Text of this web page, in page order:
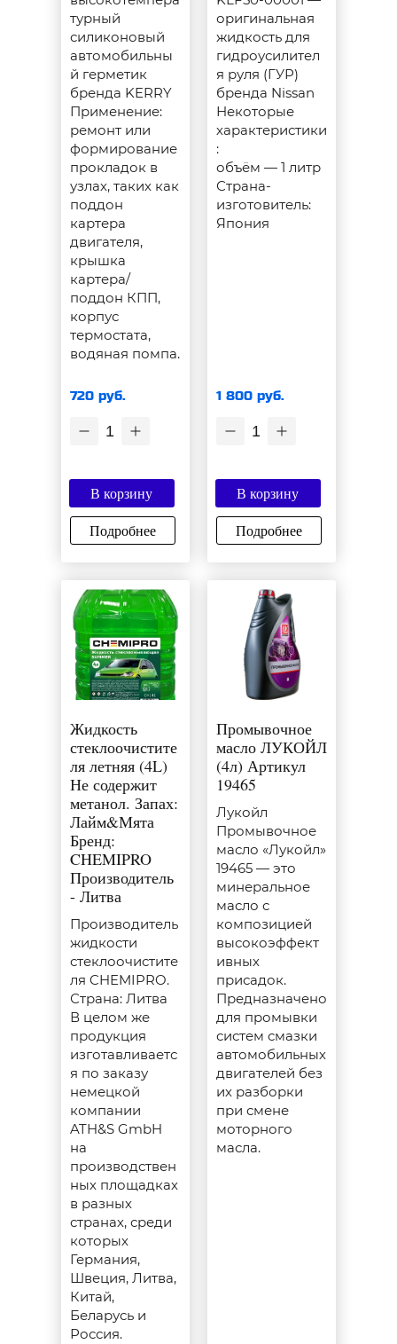
турный
силиконовый
автомобильны
й герметик
бренда KERRY
Применение:
ремонт или
формирование
прокладок в
узлах, таких как
поддон
картера
двигателя,
крышка
картера/
поддон КПП,
корпус
термостата,
водяная помпа.
720 руб.
1
В корзину
Подробнее
оригинальная
жидкость для
гидроусилител
я руля (ГУР)
бренда Nissan
Некоторые
характеристики
:
объём — 1 литр
Страна-
изготовитель:
Япония
1 800 руб.
1
В корзину
Подробнее
Жидкость
стеклоочистите
ля летняя (4L)
Не содержит
метанол. Запах:
Лайм&Мята
Бренд:
CHEMIPRO
Производитель
- Литва
Производитель
жидкости
стеклоочистите
ля CHEMIPRO.
Страна: Литва
В целом же
продукция
изготавливаетс
я по заказу
немецкой
компании
ATH&S GmbH
на
производствен
ных площадках
в разных
странах, среди
которых
Германия,
Швеция, Литва,
Китай,
Беларусь и
Россия.
Промывочное
масло ЛУКОЙЛ
(4л) Артикул
19465
Лукойл
Промывочное
масло «Лукойл»
19465 — это
минеральное
масло с
композицией
высокоэффект
ивных
присадок.
Предназначено
для промывки
систем смазки
автомобильных
двигателей без
их разборки
при смене
моторного
масла.